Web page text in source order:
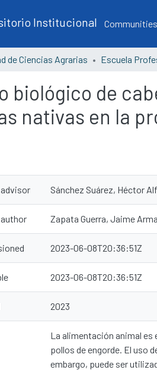
Institucional
de Ciencias Agrarias
biológico de
nativas en la
Sánchez Suárez, Héctor
Zapata Guerra, Jaime
2023-06-08T20:36:51Z
2023-06-08T20:36:51Z
2023
La alimentación animal
pollos de engorde. El uso
embargo, puede ser